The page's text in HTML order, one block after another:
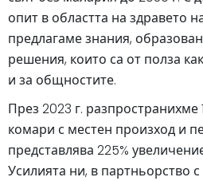
опит в областта на здравето
предлагаме знания,
решения, които са от полза
и за общностите.
През 2023 г.
комари с местен произход и
представлява 225%
Усилията ни, в партньорство